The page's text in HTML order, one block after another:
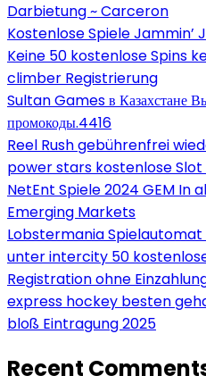
Darbietung ~ Carceron
Kostenlose Spiele Jammin’
Keine 50 kostenlose Spins
climber Registrierung
Sultan Games в Казахстане
промокоды.4416
Reel Rush gebührenfrei
power stars kostenlose Slot
NetEnt Spiele 2024 GEM In
Emerging Markets
Lobstermania
unter intercity 50
Registration ohne
express hockey besten
bloß Eintragung 2025
Recent